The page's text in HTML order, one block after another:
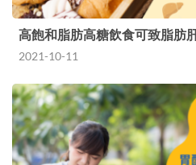
高飽和脂肪高糖飲食可致脂肪
2021-10-11